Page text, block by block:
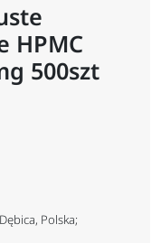
HPMC
500szt
Polska;